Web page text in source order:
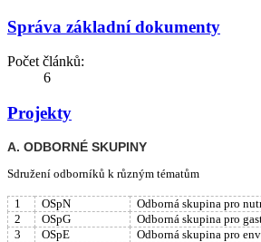
Správa základní dokumenty
Počet článků:
6
Projekty
A. ODBORNÉ SKUPINY
Sdružení odborníků k různým tématům
1 OSpN
Odborná skupina pro
2
OSpG
Odborná skupina pro
3
OSpE Odborná skupina pro